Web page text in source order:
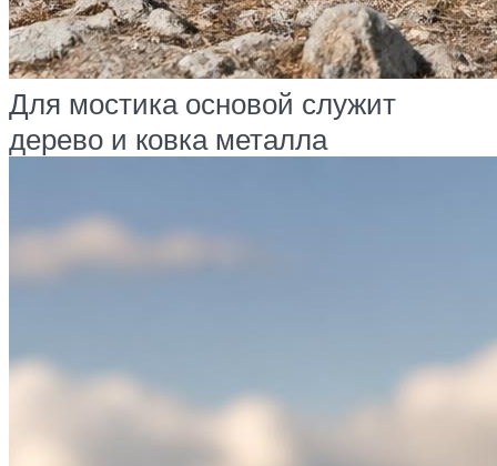
Для мостика основой служит
дерево и ковка металла